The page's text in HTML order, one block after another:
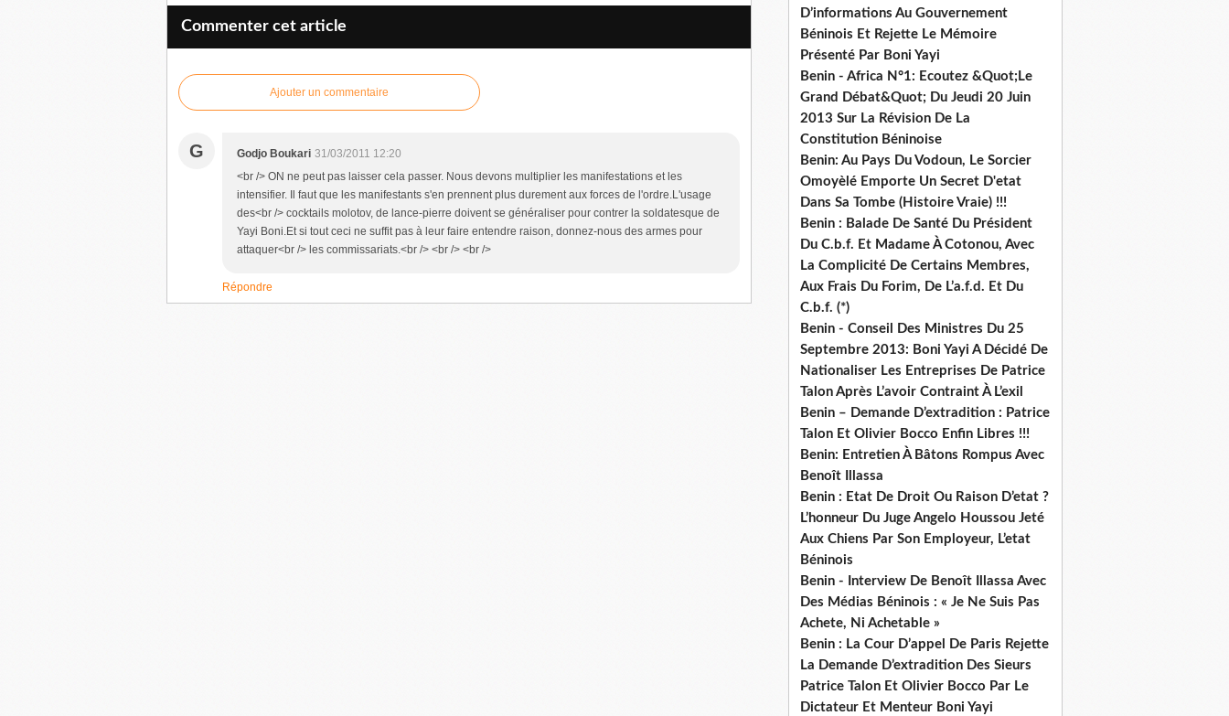
Commenter cet article
Ajouter un commentaire
G Godjo Boukari 31/03/2011 12:20
<br /> ON ne peut pas laisser cela passer. Nous devons multiplier les manifestations et les
intensifier. Il faut que les manifestants s'en prennent plus durement aux forces de l'ordre.L'usage
des<br /> cocktails molotov, de lance-pierre doivent se généraliser pour contrer la soldatesque de
Yayi Boni.Et si tout ceci ne suffit pas à leur faire entendre raison, donnez-nous des armes pour
attaquer<br /> les commissariats.<br /> <br /> <br />
Répondre
D’informations Au Gouvernement
Béninois Et Rejette Le Mémoire
Présenté Par Boni Yayi
Benin - Africa N°1: Ecoutez &Quot;Le
Grand Débat&Quot; Du Jeudi 20 Juin
2013 Sur La Révision De La
Constitution Béninoise
Benin: Au Pays Du Vodoun, Le Sorcier
Omoyèlé Emporte Un Secret D'etat
Dans Sa Tombe (Histoire Vraie) !!!
Benin : Balade De Santé Du Président
Du C.b.f. Et Madame À Cotonou, Avec
La Complicité De Certains Membres,
Aux Frais Du Forim, De L’a.f.d. Et Du
C.b.f. (*)
Benin - Conseil Des Ministres Du 25
Septembre 2013: Boni Yayi A Décidé De
Nationaliser Les Entreprises De Patrice
Talon Après L’avoir Contraint À L’exil
Benin – Demande D’extradition : Patrice
Talon Et Olivier Bocco Enfin Libres !!!
Benin: Entretien À Bâtons Rompus Avec
Benoît Illassa
Benin : Etat De Droit Ou Raison D’etat ?
L’honneur Du Juge Angelo Houssou Jeté
Aux Chiens Par Son Employeur, L’etat
Béninois
Benin - Interview De Benoît Illassa Avec
Des Médias Béninois : « Je Ne Suis Pas
Achete, Ni Achetable »
Benin : La Cour D’appel De Paris Rejette
La Demande D’extradition Des Sieurs
Patrice Talon Et Olivier Bocco Par Le
Dictateur Et Menteur Boni Yayi